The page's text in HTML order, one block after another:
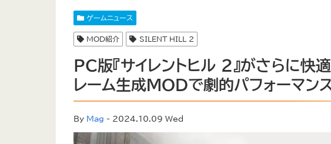
ゲームニュース
MOD紹介 SILENT HILL 2
PC版『サイレントヒル 2』がさらに
レーム生成MODで劇的パフォーマ
By Mag - 2024.10.09 Wed